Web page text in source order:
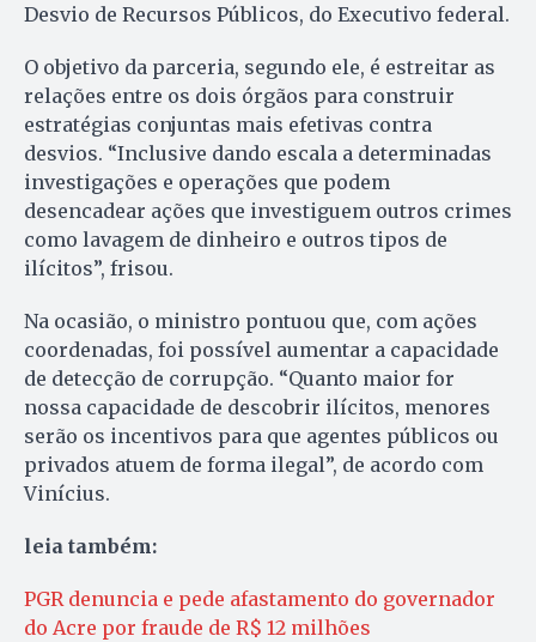
Desvio de Recursos Públicos, do Executivo federal.
O objetivo da parceria, segundo ele, é estreitar as
relações entre os dois órgãos para construir
estratégias conjuntas mais efetivas contra
desvios. “Inclusive dando escala a determinadas
investigações e operações que podem
desencadear ações que investiguem outros crimes
como lavagem de dinheiro e outros tipos de
ilícitos”, frisou.
Na ocasião, o ministro pontuou que, com ações
coordenadas, foi possível aumentar a capacidade
de detecção de corrupção. “Quanto maior for
nossa capacidade de descobrir ilícitos, menores
serão os incentivos para que agentes públicos ou
privados atuem de forma ilegal”, de acordo com
Vinícius.
leia também:
PGR denuncia e pede afastamento do governador
do Acre por fraude de R$ 12 milhões